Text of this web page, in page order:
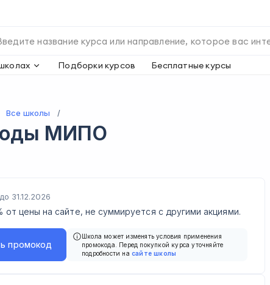
Подборки курсов Бесплатные курсы
Все школы
МИПО
31.12.2026
от цены на сайте, не суммируется с другими акциями.
промокод
Школа может изменять условия применения
промокода. Перед покупкой курса уточняйте
подробности на сайте школы